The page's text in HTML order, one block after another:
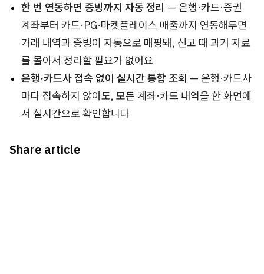
한 번 연동하면 증빙까지 자동 정리 — 은행·카드·증권
계좌부터 카드·PG·마켓플레이스 매출까지 연동해두면
거래 내역과 증빙이 자동으로 매핑돼, 신고 때 과거 자료
를 몰아서 정리할 필요가 없어요
은행·카드사 접속 없이 실시간 통합 조회 — 은행·카드사
마다 접속하지 않아도, 모든 계좌·카드 내역을 한 화면에
서 실시간으로 확인합니다
Share article